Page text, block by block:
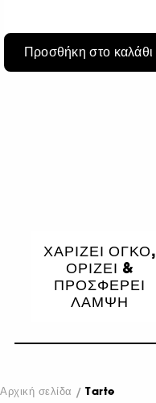
Προσθήκη στο καλάθι
ΧΑΡΊΖΕΙ ΌΓΚΟ,
ΟΡΊΖΕΙ &
ΠΡΟΣΦΈΡΕΙ
ΛΆΜΨΗ
Αρχική σελίδα Tarte